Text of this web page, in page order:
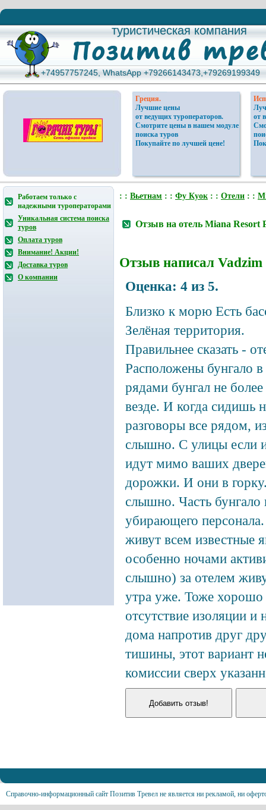
туристическая компания
туристическая компания
+74957757245, WhatsApp +79266143473,+79269199349
+74957757245, WhatsApp +79266143473,+79269199349
Греция.
Лучшие цены
от ведущих туроператоров.
Смотрите цены в нашем модуле
поиска туров
Покупайте по лучшей цене!
от
Работаем только с
надежными туроператорами
Уникальная система поиска
туров
Оплата туров
Внимание! Акции!
Доставка туров
О компании
: : Вьетнам : : Фу Куок : : Отели : :
Отзыв на отель Miana Resort
Отзыв написал Vadzim
Оценка: 4 из 5.
Близко к морю Есть
Зелёная территория.
Правильнее сказать -
Расположены бунгало
рядами бунгал не
везде. И когда сидишь
разговоры все рядом,
слышно. С улицы если
идут мимо ваших
дорожки. И они в
слышно. Часть
убирающего
живут всем известные
особенно ночами
слышно) за отелем
утра уже. Тоже
отсутствие изоляции
дома напротив друг
тишины, этот вариант
комиссии сверх
Справочно-информационный сайт Позитив Тревел не является ни рекламой, ни